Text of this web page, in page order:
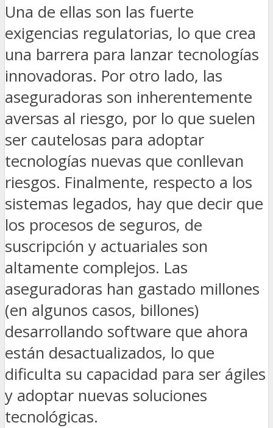
Una de ellas son las fuerte
exigencias regulatorias, lo que crea
una barrera para lanzar tecnologías
innovadoras. Por otro lado, las
aseguradoras son inherentemente
aversas al riesgo, por lo que suelen
ser cautelosas para adoptar
tecnologías nuevas que conllevan
riesgos. Finalmente, respecto a los
sistemas legados, hay que decir que
los procesos de seguros, de
suscripción y actuariales son
altamente complejos. Las
aseguradoras han gastado millones
(en algunos casos, billones)
desarrollando software que ahora
están desactualizados, lo que
dificulta su capacidad para ser ágiles
y adoptar nuevas soluciones
tecnológicas.